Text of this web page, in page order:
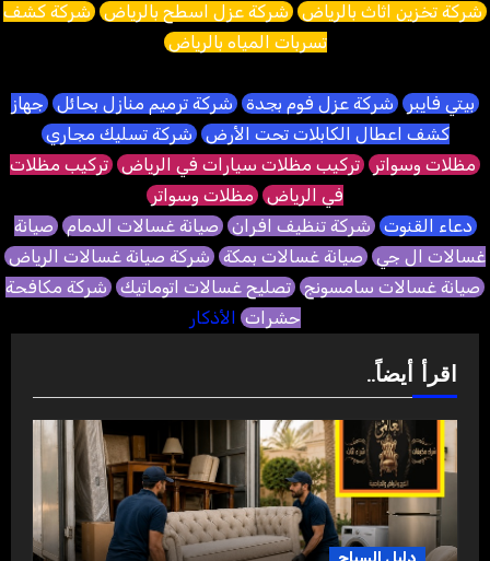
شركة تخزين اثاث بالرياض شركة عزل اسطح بالرياض شركة كشف
تسربات المياه بالرياض
بيتي فايبر شركة عزل فوم بجدة شركة ترميم منازل بحائل جهاز
كشف اعطال الكابلات تحت الأرض شركة تسليك مجاري
مظلات وسواتر تركيب مظلات سيارات في الرياض تركيب مظلات
في الرياض مظلات وسواتر
دعاء القنوت شركة تنظيف افران صيانة غسالات الدمام صيانة
غسالات ال جي صيانة غسالات بمكة شركة صيانة غسالات الرياض
صيانة غسالات سامسونج تصليح غسالات اتوماتيك شركة مكافحة
حشرات الأذكار
اقرأ أيضاً..